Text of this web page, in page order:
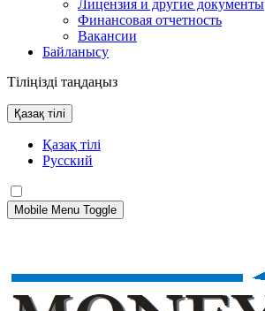
Лицензия и другие документы
Финансовая отчетность
Вакансии
Байланысу
Тіліңізді таңдаңыз
Қазақ тілі
Қазақ тілі
Русский
Mobile Menu Toggle